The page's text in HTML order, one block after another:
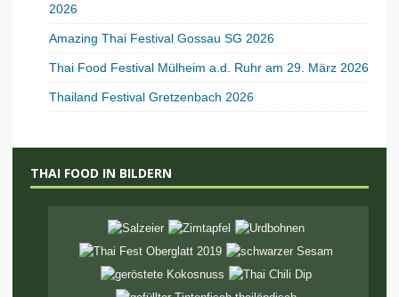
2026
Amazing Thai Festival Gossau SG 2026
Thai Food Festival Mülheim a.d. Ruhr am 29. März 2026
Thailand Festival Gretzenbach 2026
THAI FOOD IN BILDERN